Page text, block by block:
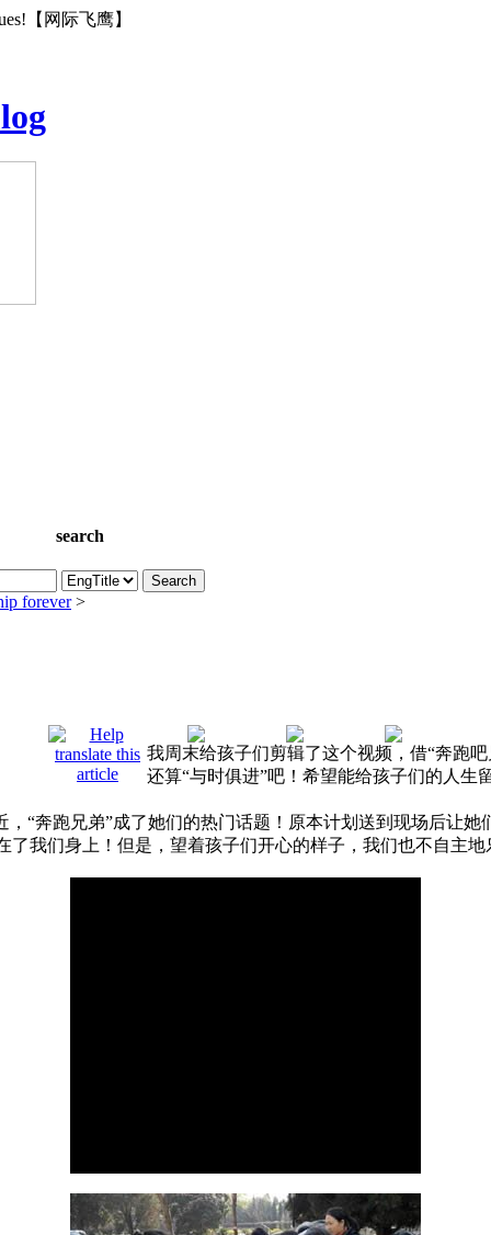
【网际飞鹰】
search
Search
forever>
我周末给孩子们剪辑了这个视频，借“奔跑
还算“与时俱进”吧！希望能给孩子们的人生
跑兄弟”成了她们的热门话题！原本计划送到现场后让她
了我们身上！但是，望着孩子们开心的样子，我们也不自主